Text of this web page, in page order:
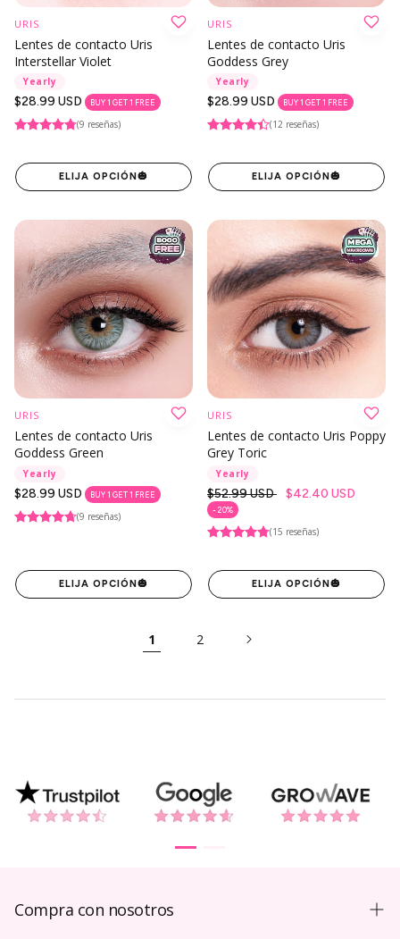
URIS
Lentes de contacto Uris
Interstellar Violet
Yearly
Precio
regular
$28.99 USD BUY 1 GET 1 FREE
(9 reseñas)
ELIJA OPCIÓN 🎃
URIS
Lentes de contacto Uris
Goddess Grey
Yearly
Precio
regular
$28.99 USD BUY 1 GET 1 FREE
(12 reseñas)
ELIJA OPCIÓN 🎃
URIS
Lentes de contacto Uris
Goddess Green
Yearly
Precio
regular
$28.99 USD BUY 1 GET 1 FREE
(9 reseñas)
ELIJA OPCIÓN🎃
URIS
Lentes de contacto Uris Poppy
Grey Toric
Yearly
Precio
regular
$52.99 USD $42.40 USD
- 20%
(15 reseñas)
ELIJA OPCIÓN🎃
1 2
Compra con nosotros